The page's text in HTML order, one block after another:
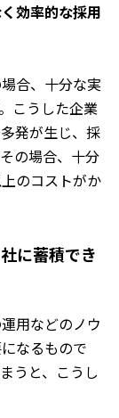
効率的な採用
合、十分な実
こうした企業
発が生じ、採
の場合、十分
のコストがか
に蓄積でき
用などのノウ
なるもので
うと、こうし